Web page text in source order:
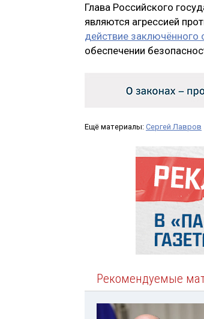
Глава Российского
являются агрессией
действие
обеспечении
Ещё материалы: Сергей Лавров
Рекомендуемые